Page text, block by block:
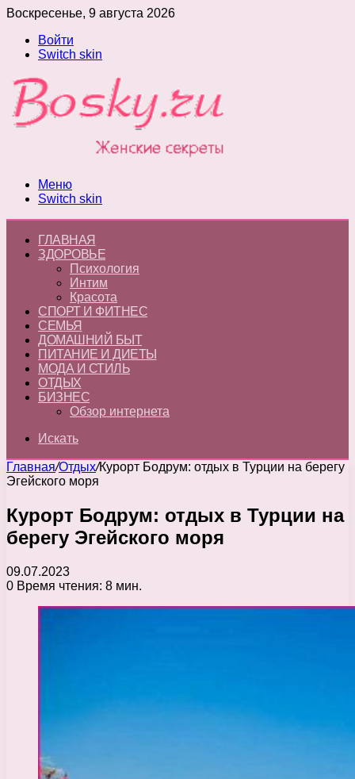
Воскресенье, 9 августа 2026
Войти
Switch skin
Меню
Switch skin
ГЛАВНАЯ
ЗДОРОВЬЕ
Психология
Интим
Красота
СПОРТ И ФИТНЕС
СЕМЬЯ
ДОМАШНИЙ БЫТ
ПИТАНИЕ И ДИЕТЫ
МОДА И СТИЛЬ
ОТДЫХ
БИЗНЕС
Обзор интернета
Искать
Главная/Отдых/Курорт Бодрум: отдых в Турции на берегу
Эгейского моря
Курорт Бодрум: отдых в Турции на
берегу Эгейского моря
09.07.2023
0 Время чтения: 8 мин.